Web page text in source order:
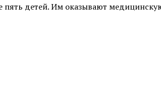
пять детей. Им оказывают